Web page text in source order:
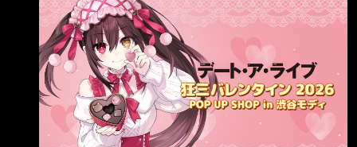
請說狂三生日快樂或是讚美我老婆都可以 一年又
過去了又到了狂三的生日 這個全作最能打的女人
今年依然也沒有放過粉絲的錢包 從年初的情人節
only shop快閃店
https://x.com/fantasia_bunko/status/2014533631
566610879 https://i.imgur.com/RweezJv.jpeg
https://i.imgur.c